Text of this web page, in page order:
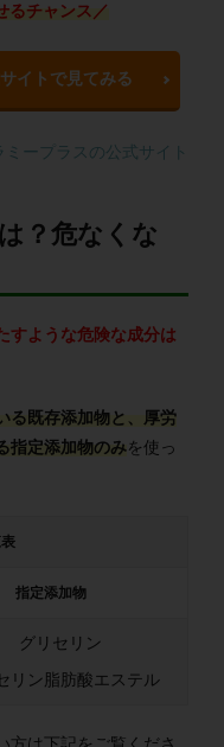
るチャンス ／
イトで見てみる
ープラスの公式サイト
？危なくな
すような危険な成分は
る既存添加物と、厚労
指定添加物のみを使っ
指定添加物
グリセリン
リン脂肪酸エステル